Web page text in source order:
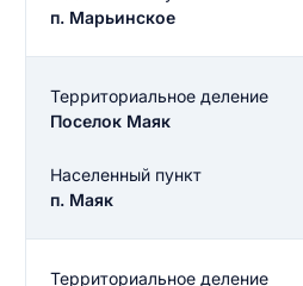
п. Марьинское
Территориальное деление
Поселок Маяк
Населенный пункт
п. Маяк
Территориальное деление